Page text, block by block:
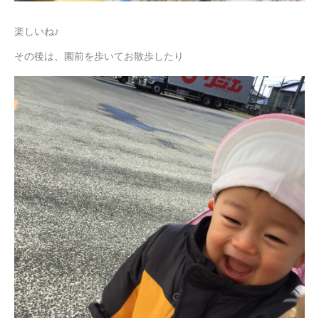
楽しいね♪
その後は、園前を歩いてお散歩したり